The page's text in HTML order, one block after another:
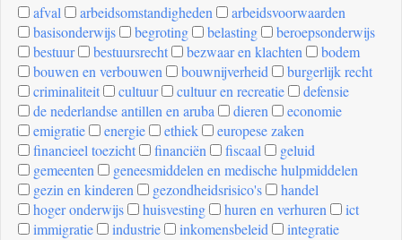
[invalid
name]
afval arbeidsomstandigheden
arbeidsvoorwaarden
basisonderwijs
begroting belasting
beroepsonderwijs
bestuur
bestuursrecht bezwaar en klachten
bodem
bouwen en verbouwen
bouwnijverheid
burgerlijk recht
criminaliteit
cultuur cultuur en recreatie
defensie
de nederlandse antillen en aruba
dieren
economie
emigratie
energie ethiek
europese zaken
financieel toezicht
financiën fiscaal
geluid
gemeenten
geneesmiddelen en medische hulpmiddelen
gezin en kinderen
gezondheidsrisico's
handel
hoger onderwijs
huisvesting huren en verhuren
ict
immigratie
industrie inkomensbeleid
integratie